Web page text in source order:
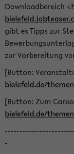
Downloadbereich <
gibt es Tipps zur
zur Vorbereitung
[Button:
bielefeld.de/
[Button: Zum
bielefeld.de/
-